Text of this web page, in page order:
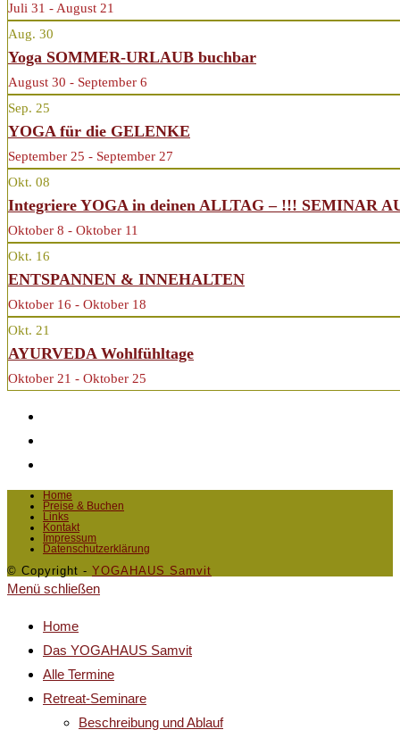
Juli 31 - August 21
Aug. 30
Yoga SOMMER-URLAUB buchbar
August 30 - September 6
Sep. 25
YOGA für die GELENKE
September 25 - September 27
Okt. 08
Integriere YOGA in deinen ALLTAG – !!! SEMINAR
Oktober 8 - Oktober 11
Okt. 16
ENTSPANNEN & INNEHALTEN
Oktober 16 - Oktober 18
Okt. 21
AYURVEDA Wohlfühltage
Oktober 21 - Oktober 25
Home
Preise & Buchen
Links
Kontakt
Impressum
Datenschutzerklärung
© Copyright - YOGAHAUS Samvit
Menü schließen
Home
Das YOGAHAUS Samvit
Alle Termine
Retreat-Seminare
Beschreibung und Ablauf